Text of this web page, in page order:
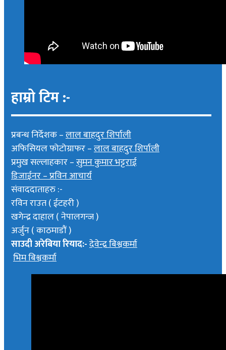
हाम्रो टिम :-
प्रबन्ध निर्देशक –लाल बाहदुर शिर्पाली
अफिसियल फोटोग्राफर –लाल बाहदुर शिर्पाली
प्रमुख सल्लाहकार –सुमन कुमार भट्टराई
डिजाईनर – प्रविन आचार्य
संवाददाताहरु :-
रविन राउत ( ईटहरी )
खगेन्द्र दाहाल ( नेपालगन्ज )
अर्जुन ( काठमाडौं )
साउदी अरेबिया रियाद:-देवेन्द्र बिश्वकर्मा
भिम बिश्वकर्मा